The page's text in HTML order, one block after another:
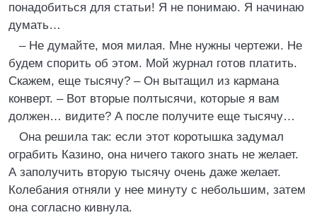
понадобиться для статьи! Я не понимаю. Я начинаю
думать…
– Не думайте, моя милая. Мне нужны чертежи. Не
будем спорить об этом. Мой журнал готов платить.
Скажем, еще тысячу? – Он вытащил из кармана
конверт. – Вот вторые полтысячи, которые я вам
должен… видите? А после получите еще тысячу…
Она решила так: если этот коротышка задумал
ограбить Казино, она ничего такого знать не желает.
А заполучить вторую тысячу очень даже желает.
Колебания отняли у нее минуту с небольшим, затем
она согласно кивнула.